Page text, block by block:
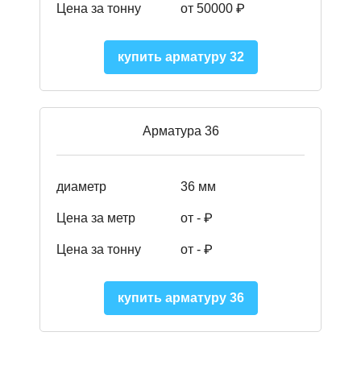
Цена за тонну от 50000 ₽
купить арматуру 32
Арматура 36
диаметр 36 мм
Цена за метр от - ₽
Цена за тонну от - ₽
купить арматуру 36